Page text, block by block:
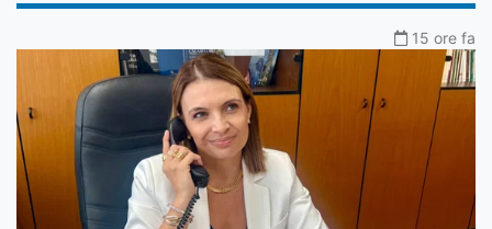
15 ore fa